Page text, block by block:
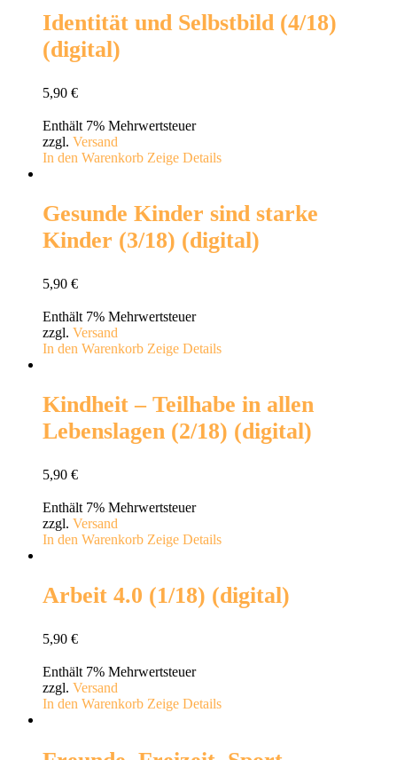
Identität und Selbstbild (4/18)
(digital)
5,90 €
Enthält 7% Mehrwertsteuer
zzgl. Versand
In den Warenkorb Zeige Details
Gesunde Kinder sind starke
Kinder (3/18) (digital)
5,90 €
Enthält 7% Mehrwertsteuer
zzgl. Versand
In den Warenkorb Zeige Details
Kindheit – Teilhabe in allen
Lebenslagen (2/18) (digital)
5,90 €
Enthält 7% Mehrwertsteuer
zzgl. Versand
In den Warenkorb Zeige Details
Arbeit 4.0 (1/18) (digital)
5,90 €
Enthält 7% Mehrwertsteuer
zzgl. Versand
In den Warenkorb Zeige Details